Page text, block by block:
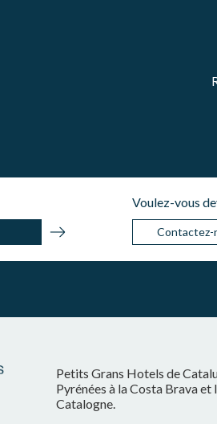
Voulez-vous
Contactez-
Petits Grans Hotels de
Pyrénées à la Costa Brava
Catalogne.